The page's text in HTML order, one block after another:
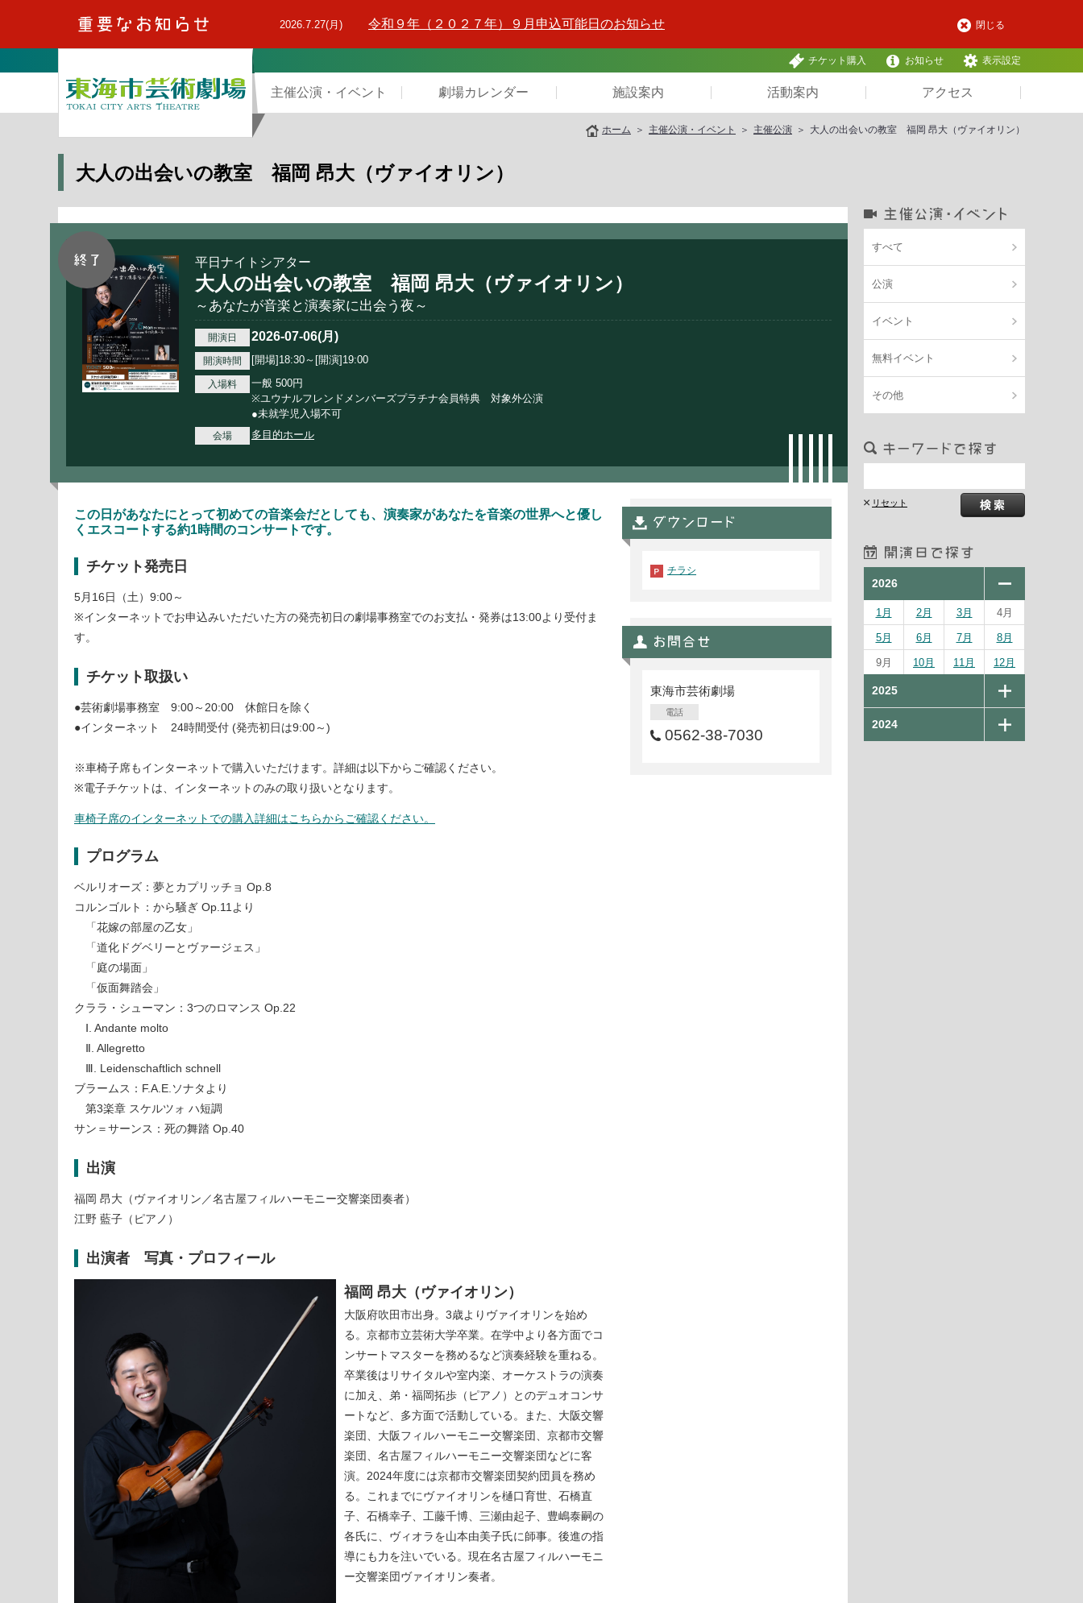
2026.7.27(月) 令和９年（２０２７年）９月申込可能日のお知らせ 閉じる
チケット購入 お知らせ 表示設定
主催公演・イベント 劇場カレンダー 施設案内 活動案内 アクセス
ホーム 主催公演・イベント 主催公演 大人の出会いの教室 福岡 昂大（ヴァイオリン）
大人の出会いの教室 福岡 昂大（ヴァイオリン）
平日ナイトシアター
大人の出会いの教室 福岡 昂大（ヴァイオリン）
～あなたが音楽と演奏家に出会う夜～
開演日 2026-07-06(月)
開演時間 [開場]18:30～[開演]19:00
入場料
一般 500円
※ユウナルフレンドメンバーズプラチナ会員特典 対象外公演
●未就学児入場不可
会場 多目的ホール
この日があなたにとって初めての音楽会だとしても、演奏家があなたを音楽の世界へと優し
くエスコートする約1時間のコンサートです。
チケット発売日
5月16日（土）9:00～
※インターネットでお申込みいただいた方の発売初日の劇場事務室でのお支払・発券は13:00より受付ま
す。
チケット取扱い
●芸術劇場事務室 9:00～20:00 休館日を除く
●インターネット 24時間受付 (発売初日は9:00～)
※車椅子席もインターネットで購入いただけます。詳細は以下からご確認ください。
※電子チケットは、インターネットのみの取り扱いとなります。
車椅子席のインターネットでの購入詳細はこちらからご確認ください。
プログラム
ベルリオーズ：夢とカプリッチョ Op.8
コルンゴルト：から騒ぎ Op.11より
「花嫁の部屋の乙女」
「道化ドグベリーとヴァージェス」
「庭の場面」
「仮面舞踏会」
クララ・シューマン：3つのロマンス Op.22
Ⅰ. Andante molto
Ⅱ. Allegretto
Ⅲ. Leidenschaftlich schnell
ブラームス：F.A.E.ソナタより
第3楽章 スケルツォ ハ短調
サン＝サーンス：死の舞踏 Op.40
出演
福岡 昂大（ヴァイオリン／名古屋フィルハーモニー交響楽団奏者）
江野 藍子（ピアノ）
出演者 写真・プロフィール
福岡 昂大（ヴァイオリン）
大阪府吹田市出身。3歳よりヴァイオリンを始め
る。京都市立芸術大学卒業。在学中より各方面でコ
ンサートマスターを務めるなど演奏経験を重ねる。
卒業後はリサイタルや室内楽、オーケストラの演奏
に加え、弟・福岡拓歩（ピアノ）とのデュオコンサ
ートなど、多方面で活動している。また、大阪交響
楽団、大阪フィルハーモニー交響楽団、京都市交響
楽団、名古屋フィルハーモニー交響楽団などに客
演。2024年度には京都市交響楽団契約団員を務め
る。これまでにヴァイオリンを樋口育世、石橋直
子、石橋幸子、工藤千博、三瀬由起子、豊嶋泰嗣の
各氏に、ヴィオラを山本由美子氏に師事。後進の指
導にも力を注いでいる。現在名古屋フィルハーモニ
ー交響楽団ヴァイオリン奏者。
チラシ
東海市芸術劇場
電話
0562-38-7030
すべて
公演
イベント
無料イベント
その他
2026
1月 2月 3月 4月
5月 6月 7月 8月
9月 10月 11月 12月
2025
2024